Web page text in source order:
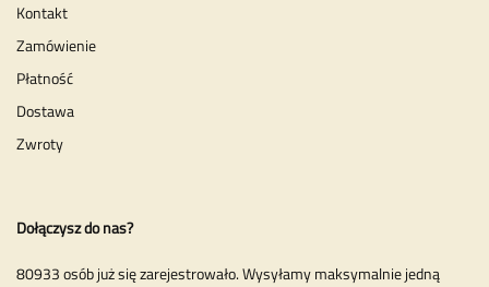
Kontakt
Zamówienie
Płatność
Dostawa
Zwroty
Dołączysz do nas?
80933 osób już się zarejestrowało. Wysyłamy maksymalnie jedną